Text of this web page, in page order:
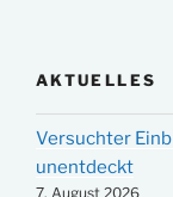
AKTUELLES
Versuchter
unentdeckt
7. August 2026